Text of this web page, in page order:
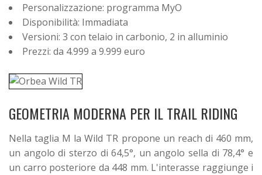
Personalizzazione: programma MyO
Disponibilità: Immadiata
Versioni: 3 con telaio in carbonio, 2 in alluminio
Prezzi: da 4.999 a 9.999 euro
GEOMETRIA MODERNA PER IL TRAIL RIDING
Nella taglia M la Wild TR propone un reach di 460 mm,
un angolo di sterzo di 64,5°, un angolo sella di 78,4° e
un carro posteriore da 448 mm. L'interasse raggiunge i